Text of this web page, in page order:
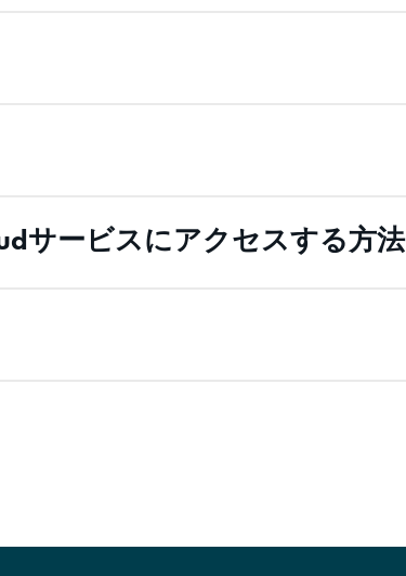
サービスにアクセスする方法